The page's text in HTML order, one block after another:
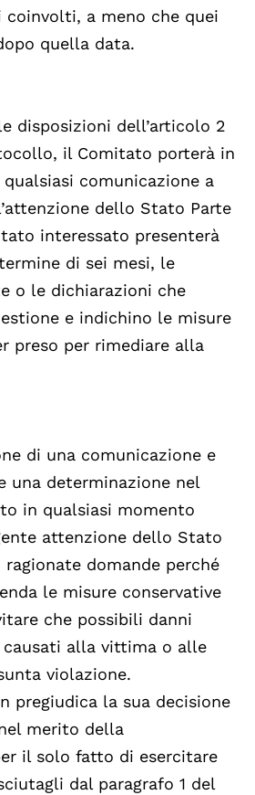
a meno che quei
quella data.
disposizioni dell’articolo 2
il Comitato porterà in
comunicazione a
dello Stato Parte
interessato presenterà
di sei mesi, le
o le dichiarazioni che
e indichino le misure
preso per rimediare alla
di una comunicazione e
una determinazione nel
in qualsiasi momento
attenzione dello Stato
ragionate domande perché
le misure conservative
che possibili danni
causati alla vittima o alle
violazione.
pregiudica la sua decisione
merito della
il solo fatto di esercitare
dal paragrafo 1 del